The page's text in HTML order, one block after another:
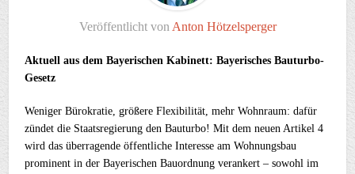
Veröffentlicht von Anton Hötzelsperger
Aktuell aus dem Bayerischen Kabinett: Bayerisches Bauturbo-
Gesetz
Weniger Bürokratie, größere Flexibilität, mehr Wohnraum: dafür
zündet die Staatsregierung den Bauturbo! Mit dem neuen Artikel 4
wird das überragende öffentliche Interesse am Wohnungsbau
prominent in der Bayerischen Bauordnung verankert – sowohl im